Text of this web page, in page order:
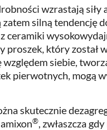
wzrastają siły
silną tendencję
ceramiki
proszek, który został
siebie,
pierwotnych, mogą
skutecznie
®, zwłaszcza